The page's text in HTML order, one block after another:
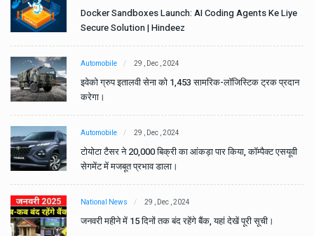
Docker Sandboxes Launch: AI Coding Agents Ke Liye
Secure Solution | Hindeez
Automobile 29 , Dec , 2024
इवेको ग्रुप इतालवी सेना को 1,453 सामरिक-लॉजिस्टिक ट्रक प्रदान
करेगा।
Automobile 29 , Dec , 2024
टोयोटा टैसर ने 20,000 बिक्री का आंकड़ा पार किया, कॉम्पैक्ट एसयूवी
सेगमेंट में मजबूत प्रभाव डाला।
National News 29 , Dec , 2024
जनवरी महीने में 15 दिनों तक बंद रहेंगे बैंक, यहां देखें पूरी सूची।